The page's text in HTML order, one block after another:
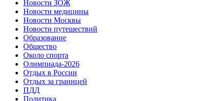
Новости ЗОЖ
Новости медицины
Новости Москвы
Новости путешествий
Образование
Общество
Около спорта
Олимпиада-2026
Отдых в России
Отдых за границей
ПДД
Политика